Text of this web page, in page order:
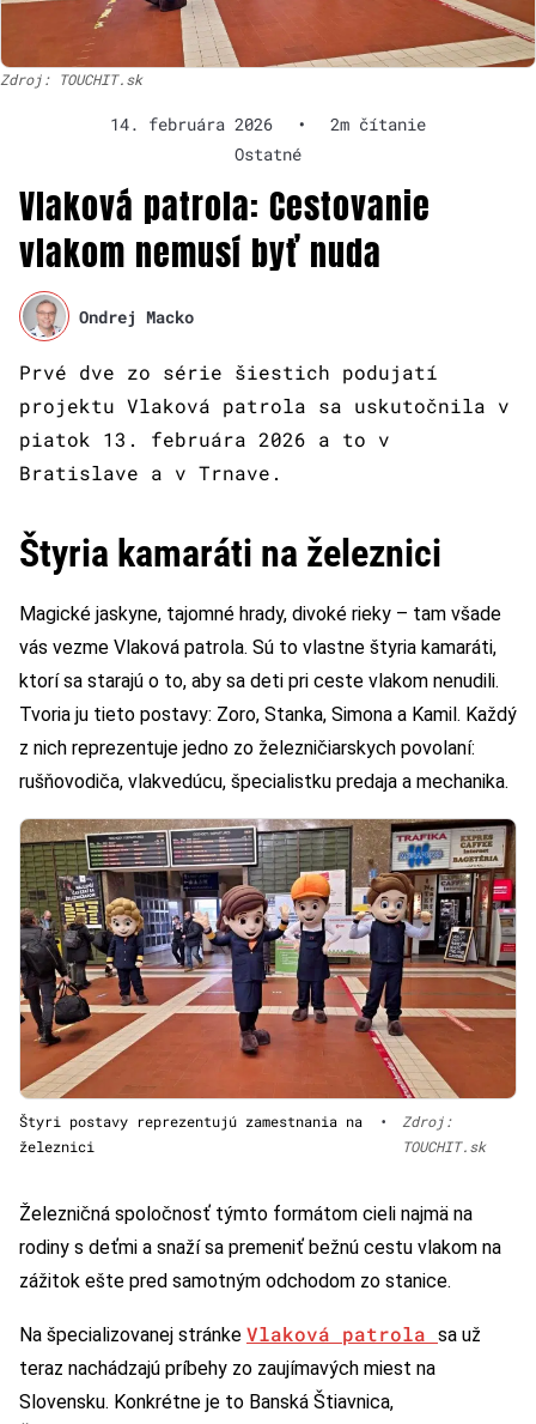
Zdroj: TOUCHIT.sk
14. februára 2026 •
2m čítanie
Ostatné
Vlaková patrola: Cestovanie
vlakom nemusí byť nuda
Ondrej Macko
Prvé dve zo série šiestich podujatí
projektu Vlaková patrola sa uskutočnila v
piatok 13. februára 2026 a to v
Bratislave a v Trnave.
Štyria kamaráti na železnici
Magické jaskyne, tajomné hrady, divoké rieky – tam všade
vás vezme Vlaková patrola. Sú to vlastne štyria kamaráti,
ktorí sa starajú o to, aby sa deti pri ceste vlakom nenudili.
Tvoria ju tieto postavy: Zoro, Stanka, Simona a Kamil. Každý
z nich reprezentuje jedno zo železničiarskych povolaní:
rušňovodiča, vlakvedúcu, špecialistku predaja a mechanika.
Štyri postavy reprezentujú zamestnania na
železnici
•
Zdroj:
TOUCHIT.sk
Železničná spoločnosť týmto formátom cieli najmä na
rodiny s deťmi a snaží sa premeniť bežnú cestu vlakom na
zážitok ešte pred samotným odchodom zo stanice.
Na špecializovanej stránke Vlaková patrola sa už
teraz nachádzajú príbehy zo zaujímavých miest na
Slovensku. Konkrétne je to Banská Štiavnica,